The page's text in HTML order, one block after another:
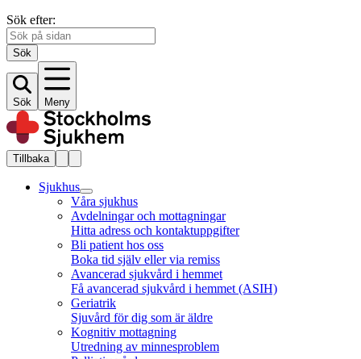
Sök efter:
Sök
Sök Meny
Tillbaka
Sjukhus
Våra sjukhus
Avdelningar och mottagningar
Hitta adress och kontaktuppgifter
Bli patient hos oss
Boka tid själv eller via remiss
Avancerad sjukvård i hemmet
Få avancerad sjukvård i hemmet (ASIH)
Geriatrik
Sjuvård för dig som är äldre
Kognitiv mottagning
Utredning av minnesproblem